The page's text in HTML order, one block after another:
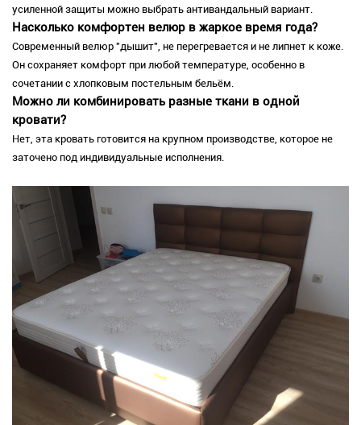
усиленной защиты можно выбрать антивандальный вариант.
Насколько комфортен велюр в жаркое время года?
Современный велюр "дышит", не перегревается и не липнет к коже.
Он сохраняет комфорт при любой температуре, особенно в
сочетании с хлопковым постельным бельём.
Можно ли комбинировать разные ткани в одной
кровати?
Нет, эта кровать готовится на крупном производстве, которое не
заточено под индивидуальные исполнения.